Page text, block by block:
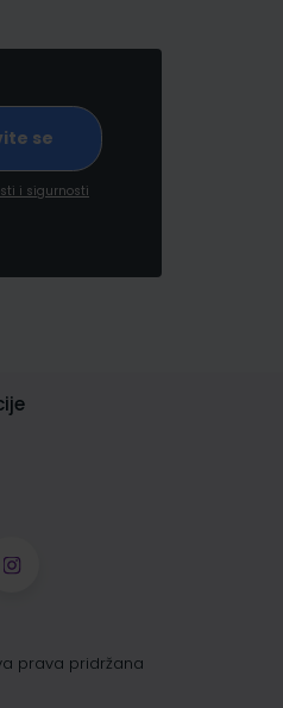
i sigurnosti
prava pridržana